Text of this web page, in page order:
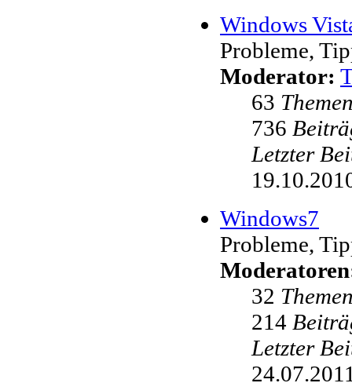
Windows
Probleme,
Moderator:
63
736
Letzter
Windows7
Probleme,
32
214
Letzter